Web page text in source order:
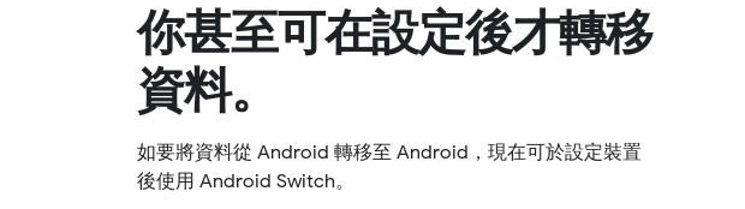
你甚至可在設定後才轉移
資料。
如要將資料從 Android 轉移至 Android，現在可於設定裝置
後使用 Android Switch。